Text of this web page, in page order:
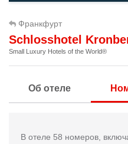
Франкфурт
Schlosshotel
Small Luxury Hotels of the World®
Об отеле
В отеле 58 номеров,